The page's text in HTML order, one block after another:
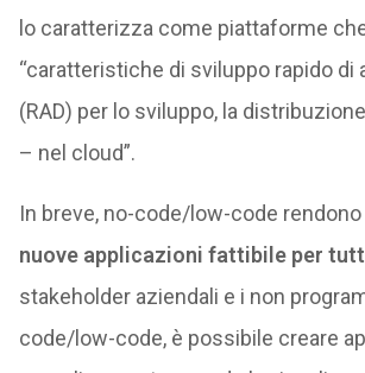
lo caratterizza come piattaforme
“caratteristiche di sviluppo rapido di
(RAD) per lo sviluppo, la
– nel cloud”.
In breve, no-code/low-code rendono
nuove applicazioni fattibile per
stakeholder aziendali e i non
code/low-code, è possibile creare